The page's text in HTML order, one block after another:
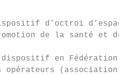
d’octroi
de la santé et de
dispositif en Fédération
opérateurs (associations